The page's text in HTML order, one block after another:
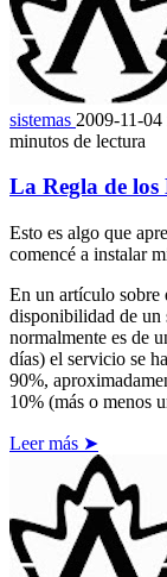
sistemas 2009-11-04
minutos de lectura
La Regla de los
Esto es algo que
comencé a instalar
En un artículo sobre
disponibilidad de un
normalmente es de
días) el servicio se
90%,
10% (más o menos
Leer más ➤